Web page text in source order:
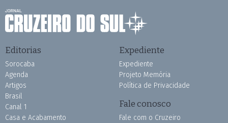
Editorias
Sorocaba
Agenda
Artigos
Brasil
Canal 1
Casa e Acabamento
Expediente
Expediente
Projeto Memória
Política de Privacidade
Fale conosco
Fale com o Cruzeiro